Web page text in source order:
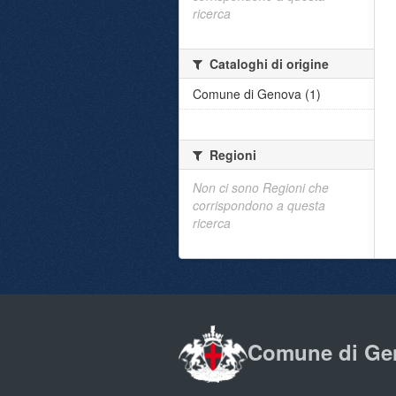
ricerca
Cataloghi di origine
Comune di Genova (1)
Regioni
Non ci sono Regioni che
corrispondono a questa
ricerca
Comune di